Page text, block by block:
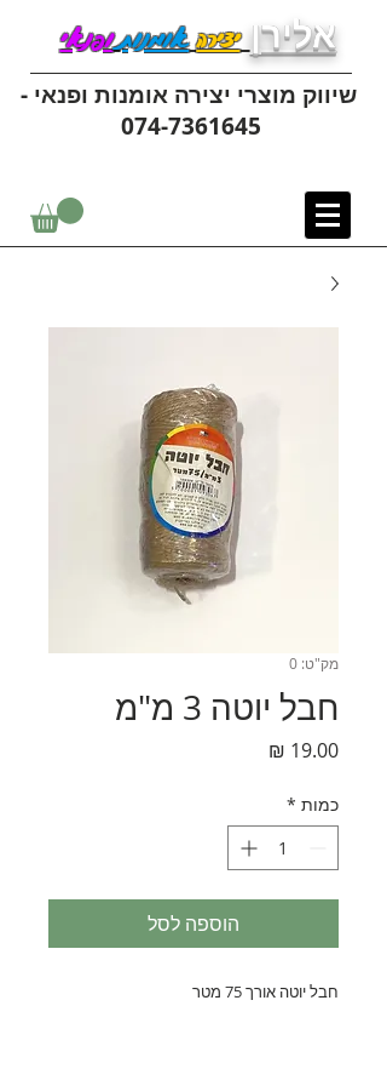
אלירן יצירהאומנותופנאי
שיווק מוצרי יצירה אומנות ופנאי -
074-7361645
מק"ט: 0
חבל יוטה 3 מ"מ
כמות *
הוספה לסל
חבל יוטה אורך 75 מטר